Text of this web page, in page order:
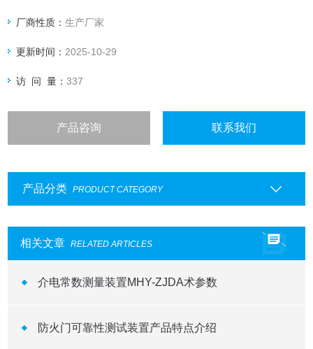
厂商性质：生产厂家
更新时间： 2025-10-29
访 问 量：337
产品咨询 联系我们
产品分类 PRODUCT CATEGORY
相关文章 RELATED ARTICLES
介电常数测量装置MHY-ZJDA术参数
防火门可靠性测试装置产品特点介绍